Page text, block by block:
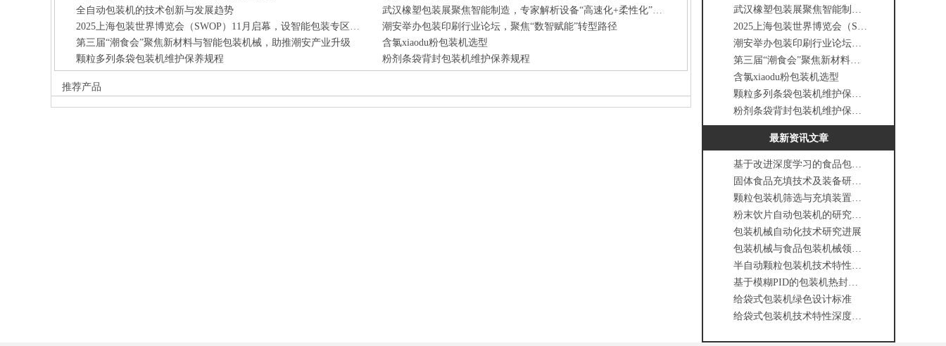
全自动包装机的技术创新与发展趋势
武汉橡塑包装展聚焦智能制造，专家解析设备“高速化+柔性化”双轨转型
2025上海包装世界博览会（SWOP）11月启幕，设智能包装专区引全球技术风向
潮安举办包装印刷行业论坛，聚焦“数智赋能”转型路径
第三届“潮食会”聚焦新材料与智能包装机械，助推潮安产业升级
含氯xiaodu粉包装机选型
颗粒多列条袋包装机维护保养规程
粉剂条袋背封包装机维护保养规程
推荐产品
武汉橡塑包装展聚焦智能制造，专家解析设备“高速化+柔性化”双轨转型
2025上海包装世界博览会（SWOP）11月启幕，设智能包装专区引全球技术风向
潮安举办包装印刷行业论坛，聚焦“数智赋能”转型路径
第三届“潮食会”聚焦新材料与智能包装机械，助推潮安产业升级
含氯xiaodu粉包装机选型
颗粒多列条袋包装机维护保养规程
粉剂条袋背封包装机维护保养规程
最新资讯文章
基于改进深度学习的食品包装缺陷智能在线检测方法
固体食品充填技术及装备研究现状与发展趋势
颗粒包装机筛选与充填装置设计文献综述
粉末饮片自动包装机的研究与设计
包装机械自动化技术研究进展
包装机械与食品包装机械领域34项行业标准正式发布
半自动颗粒包装机技术特性与设备结构
基于模糊PID的包装机热封切刀温度控制
给袋式包装机绿色设计标准
给袋式包装机技术特性深度解析与应用前景